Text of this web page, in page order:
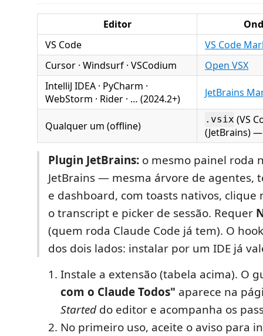
Editor
VS Code
VS Code
Cursor · Windsurf · VSCodium
Open VSX
IntelliJ IDEA · PyCharm ·
WebStorm · Rider · … (2024.2+)
JetBrains
Qualquer um (offline) .vsix (VS
(JetBrains)
Plugin JetBrains: o mesmo painel roda
JetBrains — mesma árvore de agentes,
e dashboard, com toasts nativos, clique
o transcript e picker de sessão. Requer
(quem roda Claude Code já tem). O
dos dois lados: instalar por um IDE já
Instale a extensão (tabela acima). O
com o Claude Todos" aparece na
Starteddo editor e acompanha os
No primeiro uso, aceite o aviso para